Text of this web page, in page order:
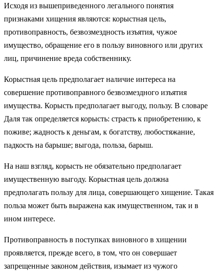
Исходя из вышеприведенного легального понятия
признаками хищения являются: корыстная цель,
противоправность, безвозмездность изъятия, чужое
имущество, обращение его в пользу виновного или других
лиц, причинение вреда собственнику.
Корыстная цель предполагает наличие интереса на
совершение противоправного безвозмездного изъятия
имущества. Корысть предполагает выгоду, пользу. В словаре
Даля так определяется корысть: страсть к приобретению, к
поживе; жадность к деньгам, к богатству, любостяжание,
падкость на барыше; выгода, польза, барыш.
На наш взгляд, корысть не обязательно предполагает
имущественную выгоду. Корыстная цель должна
предполагать пользу для лица, совершающего хищение. Такая
польза может быть выражена как имущественном, так и в
ином интересе.
Противоправность в поступках виновного в хищении
проявляется, прежде всего, в том, что он совершает
запрещенные законом действия, изымает из чужого